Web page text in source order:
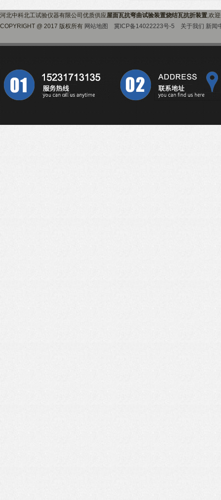
河北中科北工试验仪器有限公司优质供应屋面瓦抗弯曲试验装置烧结瓦抗折装置,欢
COPYRIGHT @ 2017 版权所有 网站地图 冀ICP备14022223号-5 关于我们 新闻